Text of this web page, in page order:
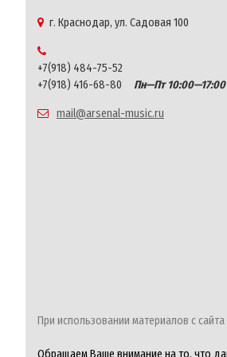
г. Краснодар, ул. Садовая 100
+7(918) 484-75-52
+7(918) 416-68-80
Пн—Пт 10:00—17:00
mail@arsenal-music.ru
При использовании материалов с
Обращаем Ваше внимание на то, что